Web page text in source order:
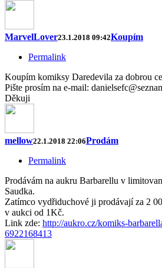
MarvelLover23.1.2018 09:42Koupím
Permalink
Koupím komiksy Daredevila za dobrou
Pište prosím na e-mail:
Děkuji
mellow22.1.2018 22:06Prodám
Permalink
Prodávám na aukru Barbarellu v
Saudka.
Zatímco vydřiduchové ji prodávají za 2
v aukci od 1Kč.
Link zde: http://aukro.cz/komiks-
6922168413